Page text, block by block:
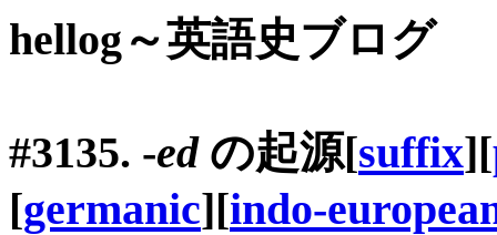
hellog～英語史ブログ
#3135. -edの起源[suffix][
[germanic][indo-